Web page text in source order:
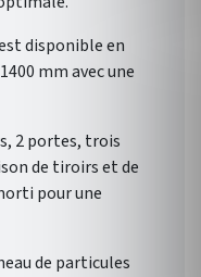
disponible en
mm avec une
2 portes, trois
de tiroirs et de
pour une
de particules